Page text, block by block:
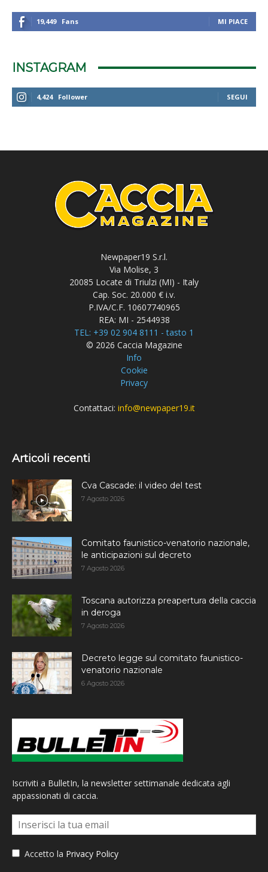
19,449 Fans MI PIACE
INSTAGRAM
4,424 Follower SEGUI
Newpaper19 S.r.l.
Via Molise, 3
20085 Locate di Triulzi (MI) - Italy
Cap. Soc. 20.000 € i.v.
P.IVA/C.F. 10607740965
REA: MI - 2544938
TEL: +39 02 904 8111 - tasto 1
© 2026 Caccia Magazine
Info
Cookie
Privacy
Contattaci: info@newpaper19.it
Articoli recenti
Cva Cascade: il video del test
7 Agosto 2026
Comitato faunistico-venatorio nazionale,
le anticipazioni sul decreto
7 Agosto 2026
Toscana autorizza preapertura della caccia
in deroga
7 Agosto 2026
Decreto legge sul comitato faunistico-
venatorio nazionale
6 Agosto 2026
Iscriviti a BulletIn, la newsletter settimanale dedicata agli
appassionati di caccia.
Accetto la Privacy Policy